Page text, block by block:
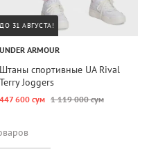
ДО 31 АВГУСТА!
UNDER ARMOUR
Штаны спортивные UA Rival
Terry Joggers
447 600 сум 1 119 000 сум